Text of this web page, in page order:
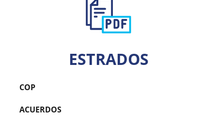
ESTRADOS
COP
ACUERDOS